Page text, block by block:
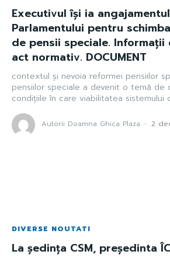
Executivul își ia
Parlamentului pentru
de pensii speciale. Informații
act normativ. DOCUMENT
contextul și nevoia reformei pensiilor
pensiilor speciale a devenit o temă de
condițiile în care viabilitatea sistemului
Autorii Doamna Ghica Plaza - 2
DIVERSE NOUTATI
La ședința CSM, președinta